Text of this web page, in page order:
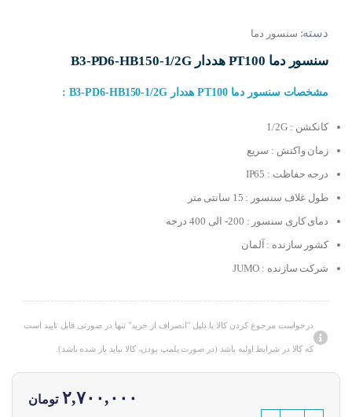
دسته: سنسور دما
سنسور دما PT100 هددار B3-PD6-HB150-1/2G
مشخصات سنسور دما PT100 هددار B3-PD6-HB150-1/2G :
کانکشن : 1/2G
زمان واکنش : سریع
درجه حفاظت : IP65
طول غلاف سنسور : 15 سانتی متر
دمای کاری سنسور : 200- الی 400 درجه
کشور سازنده : آلمان
شرکت سازنده : JUMO
درخواست مرجوع کردن کالا با دلیل "انصراف از خرید" تنها در صورتی قابل تایید است
که کالا در شرایط اولیه باشد (در صورت پلمپ بودن، کالا نباید باز شده باشد).
۲,۷۰۰,۰۰۰ تومان